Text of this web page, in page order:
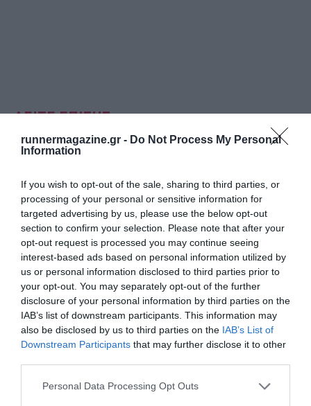
runnermagazine.gr - Do Not Process My Personal
Information
If you wish to opt-out of the sale, sharing to third parties, or
processing of your personal or sensitive information for
targeted advertising by us, please use the below opt-out
section to confirm your selection. Please note that after your
opt-out request is processed you may continue seeing
interest-based ads based on personal information utilized by
us or personal information disclosed to third parties prior to
your opt-out. You may separately opt-out of the further
disclosure of your personal information by third parties on the
IAB’s list of downstream participants. This information may
also be disclosed by us to third parties on the IAB’s List of
Downstream Participants that may further disclose it to other
Personal Data Processing Opt Outs
ΔΕΙΤΕ ΕΠΙΣΗΣ
Run Greece 2024 – Ναύπλιο
Δείτε τις πληροφορίες του αγώνα